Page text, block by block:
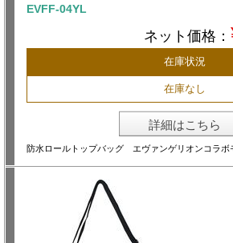
EVFF-04YL
ネット価格：
在庫状況
在庫なし
詳細はこちら
防水ロールトップバッグ エヴァンゲリオンコラ